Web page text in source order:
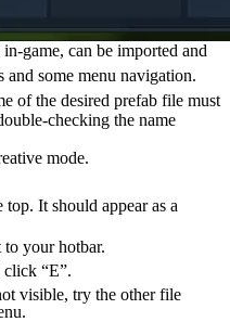
game, can be imported and
some menu navigation.
of the desired prefab file must
checking the name
mode.
top. It should appear as a
to your hotbar.
click “E”.
visible, try the other file